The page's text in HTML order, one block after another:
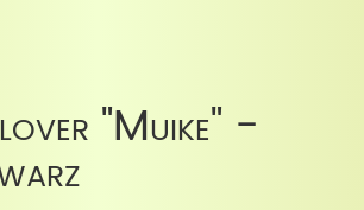
"Muike" -